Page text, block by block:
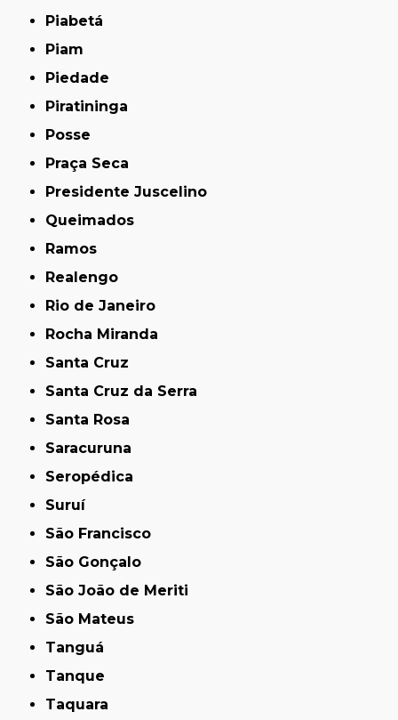
Piabetá
Piam
Piedade
Piratininga
Posse
Praça Seca
Presidente Juscelino
Queimados
Ramos
Realengo
Rio de Janeiro
Rocha Miranda
Santa Cruz
Santa Cruz da Serra
Santa Rosa
Saracuruna
Seropédica
Suruí
São Francisco
São Gonçalo
São João de Meriti
São Mateus
Tanguá
Tanque
Taquara